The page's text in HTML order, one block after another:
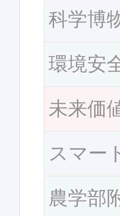
科学博
環境安
未来価
スマー
農学部